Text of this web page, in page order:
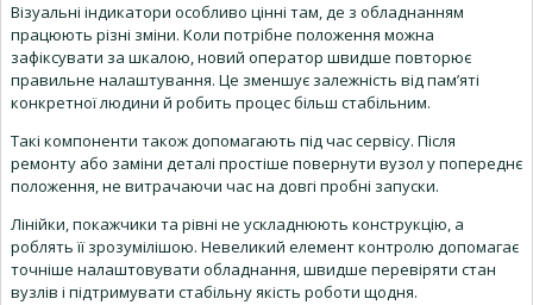
Візуальні індикатори особливо цінні там, де з обладнанням
працюють різні зміни. Коли потрібне положення можна
зафіксувати за шкалою, новий оператор швидше повторює
правильне налаштування. Це зменшує залежність від пам’яті
конкретної людини й робить процес більш стабільним.
Такі компоненти також допомагають під час сервісу. Після
ремонту або заміни деталі простіше повернути вузол у попереднє
положення, не витрачаючи час на довгі пробні запуски.
Лінійки, покажчики та рівні не ускладнюють конструкцію, а
роблять її зрозумілішою. Невеликий елемент контролю допомагає
точніше налаштовувати обладнання, швидше перевіряти стан
вузлів і підтримувати стабільну якість роботи щодня.